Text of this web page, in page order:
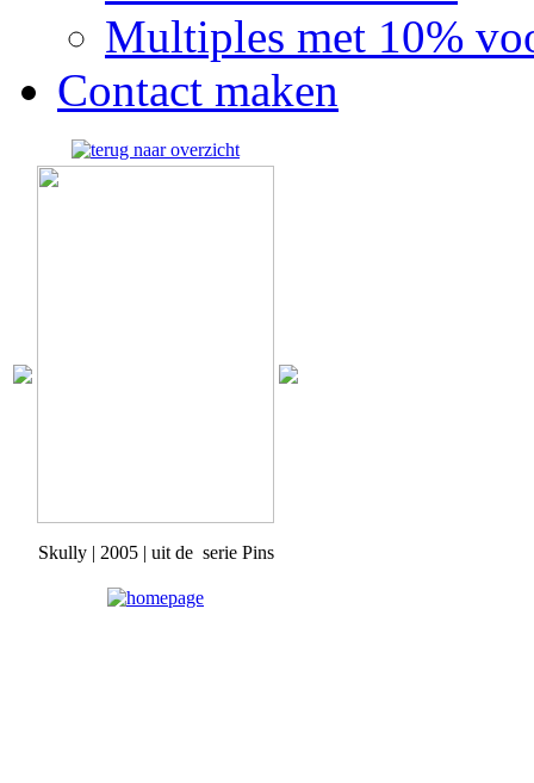
Multiples met 10%
Contact maken
Skully | 2005 | uit de serie Pins